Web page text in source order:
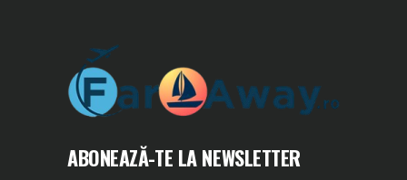
ABONEAZĂ-TE LA NEWSLETTER